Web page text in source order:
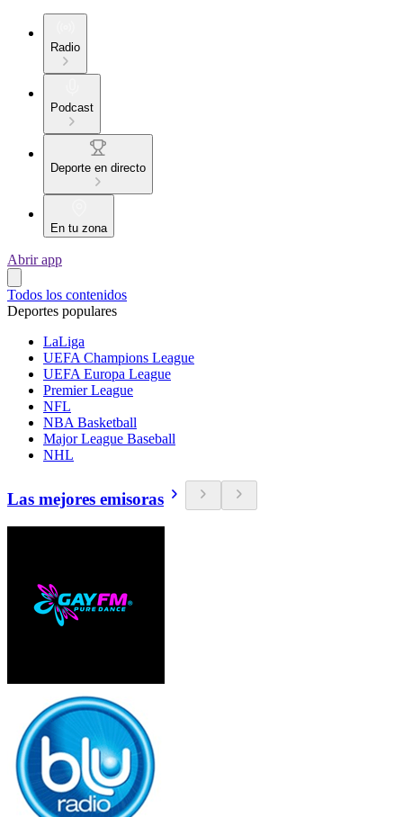
Radio
Podcast
Deporte en directo
En tu zona
Abrir app
Todos los contenidos
Deportes populares
LaLiga
UEFA Champions League
UEFA Europa League
Premier League
NFL
NBA Basketball
Major League Baseball
NHL
Las mejores emisoras